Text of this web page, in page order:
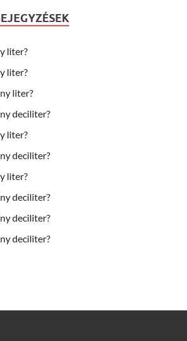
liter?
liter?
liter?
deciliter?
liter?
deciliter?
liter?
deciliter?
deciliter?
deciliter?